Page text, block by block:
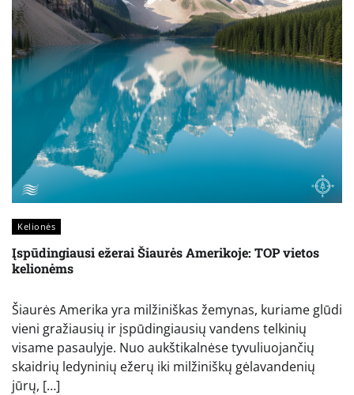
Kelionės
Įspūdingiausi ežerai Šiaurės Amerikoje: TOP vietos
kelionėms
Šiaurės Amerika yra milžiniškas žemynas, kuriame glūdi
vieni gražiausių ir įspūdingiausių vandens telkinių
visame pasaulyje. Nuo aukštikalnėse tyvuliuojančių
skaidrių ledyninių ežerų iki milžiniškų gėlavandenių
jūrų, […]